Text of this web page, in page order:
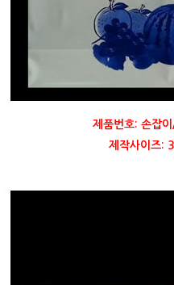
제품번호: 손잡
제작사이즈: